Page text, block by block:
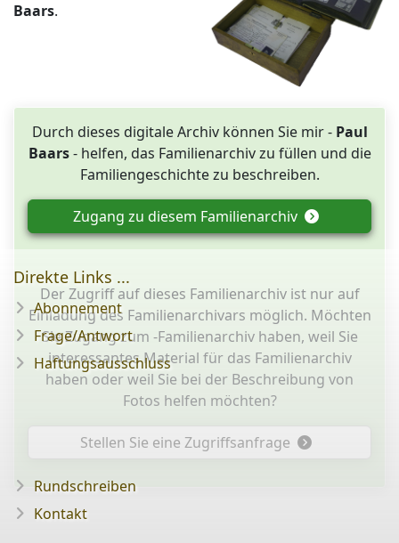
Baars.
Durch dieses digitale Archiv können Sie mir - Paul
Baars- helfen, das Familienarchiv zu füllen und die
Familiengeschichte zu beschreiben.
Zugang zu diesem Familienarchiv
Der Zugriff auf dieses Familienarchiv ist nur auf
Einladung des Familienarchivars möglich. Möchten
Sie Zugang zum -Familienarchiv haben, weil Sie
interessantes Material für das Familienarchiv
haben oder weil Sie bei der Beschreibung von
Fotos helfen möchten?
Stellen Sie eine Zugriffsanfrage
Direkte Links ...
Abonnement
Frage/Antwort
Haftungsausschluss
Rundschreiben
Kontakt